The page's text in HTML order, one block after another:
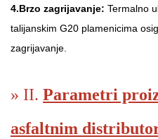
4.Brzo zagrijavanje: Termalno
talijanskim G20 plamenicima
zagrijavanje.
» II. Parametri
asfaltnim